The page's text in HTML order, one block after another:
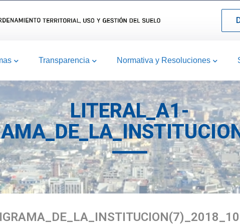
Transparencia Normativa y Resoluciones
LITERAL_A1-